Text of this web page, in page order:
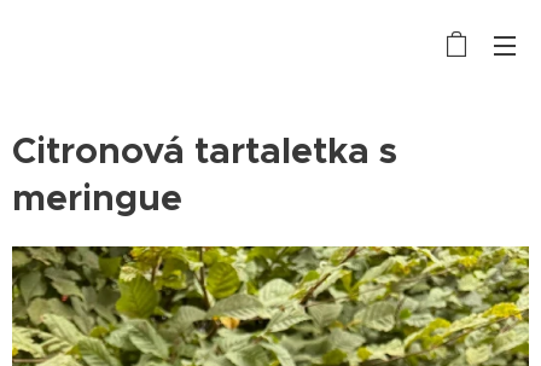
Citronová tartaletka s
meringue